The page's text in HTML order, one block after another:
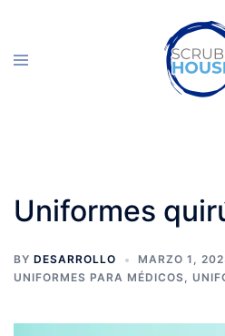
content
Toggle
menu
Uniformes
BY DESARROLLO
MARZO 1,
UNIFORMES PARA MÉDICOS,